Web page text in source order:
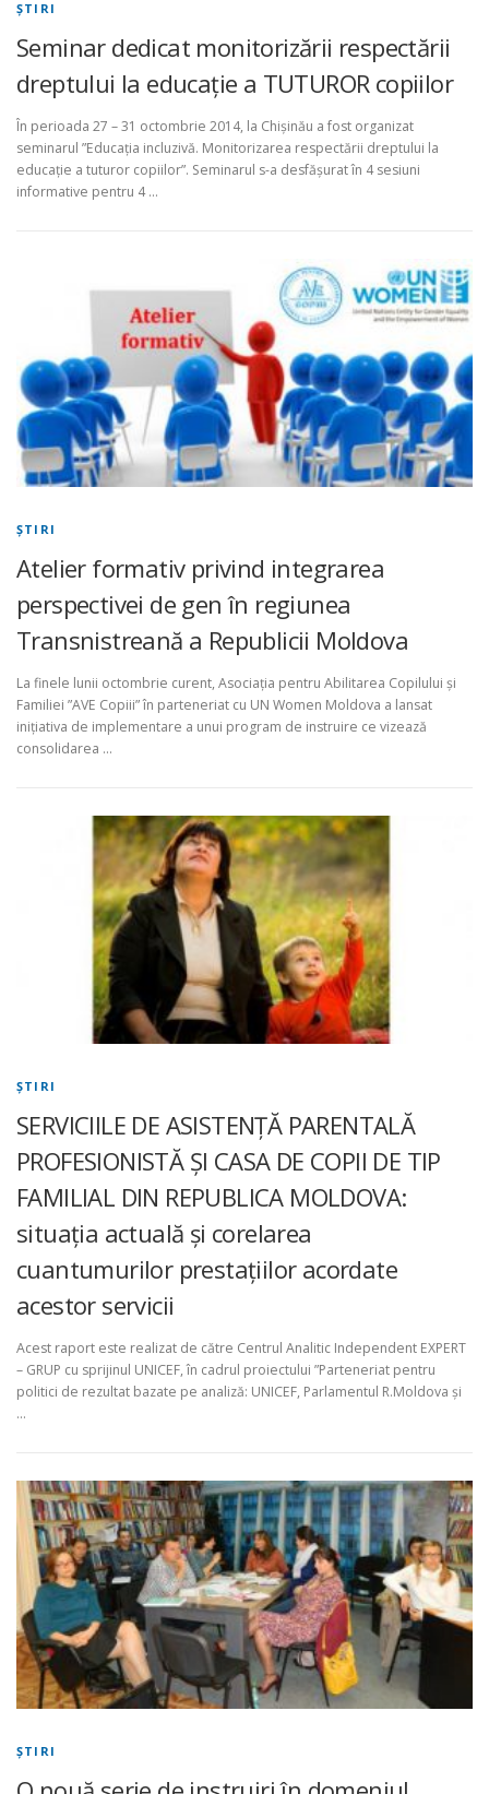
ŞTIRI
Seminar dedicat monitorizării respectării
dreptului la educație a TUTUROR copiilor
În perioada 27 – 31 octombrie 2014, la Chișinău a fost organizat
seminarul ”Educația incluzivă. Monitorizarea respectării dreptului la
educație a tuturor copiilor”. Seminarul s-a desfășurat în 4 sesiuni
informative pentru 4 …
ŞTIRI
Atelier formativ privind integrarea
perspectivei de gen în regiunea
Transnistreană a Republicii Moldova
La finele lunii octombrie curent, Asociația pentru Abilitarea Copilului și
Familiei ”AVE Copiii” în parteneriat cu UN Women Moldova a lansat
inițiativa de implementare a unui program de instruire ce vizează
consolidarea …
ŞTIRI
SERVICIILE DE ASISTENȚĂ PARENTALĂ
PROFESIONISTĂ ȘI CASA DE COPII DE TIP
FAMILIAL DIN REPUBLICA MOLDOVA:
situația actuală și corelarea
cuantumurilor prestațiilor acordate
acestor servicii
Acest raport este realizat de către Centrul Analitic Independent EXPERT
– GRUP cu sprijinul UNICEF, în cadrul proiectului ”Parteneriat pentru
politici de rezultat bazate pe analiză: UNICEF, Parlamentul R.Moldova și
…
ŞTIRI